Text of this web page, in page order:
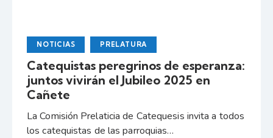
NOTICIAS PRELATURA
Catequistas peregrinos de esperanza:
juntos vivirán el Jubileo 2025 en
Cañete
La Comisión Prelaticia de Catequesis invita a todos
los catequistas de las parroquias…